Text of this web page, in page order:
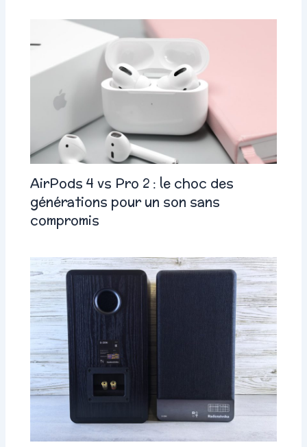
AirPods 4 vs Pro 2 : le choc des
générations pour un son sans
compromis